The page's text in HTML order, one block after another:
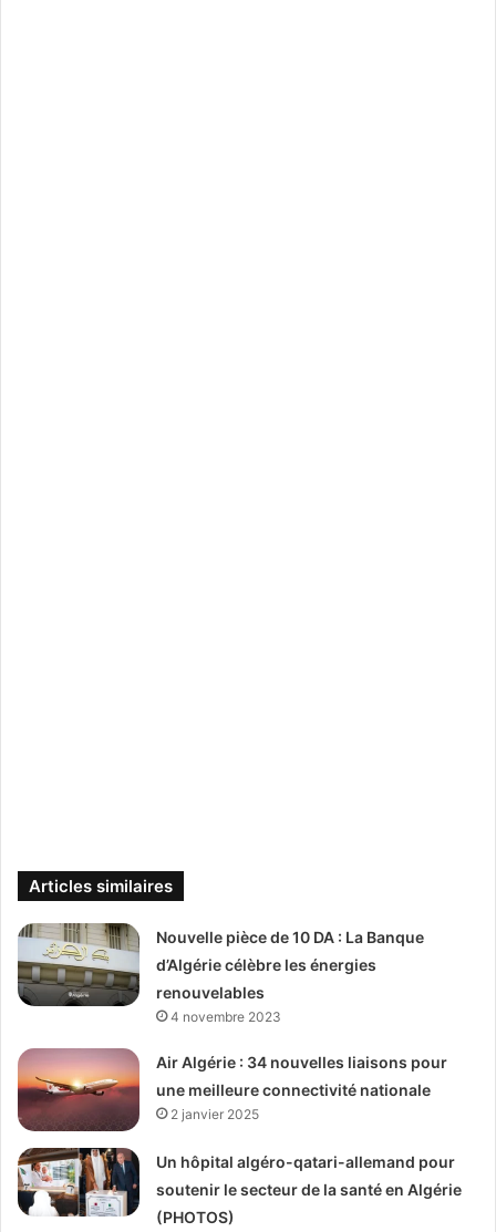
Articles similaires
Nouvelle pièce de 10 DA : La Banque
d’Algérie célèbre les énergies
renouvelables
4 novembre 2023
Air Algérie : 34 nouvelles liaisons pour
une meilleure connectivité nationale
2 janvier 2025
Un hôpital algéro-qatari-allemand pour
soutenir le secteur de la santé en Algérie
(PHOTOS)